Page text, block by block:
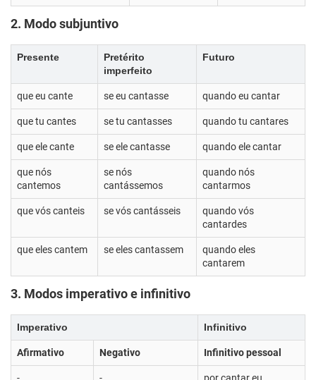
2. Modo subjuntivo
Presente
Pretérito
imperfeito
Futuro
que eu cante se eu cantasse quando eu cantar
que tu cantes se tu cantasses quando tu cantares
que ele cante se ele cantasse quando ele cantar
que nós
cantemos
se nós
cantássemos
quando nós
cantarmos
que vós canteis se vós cantásseis
quando vós
cantardes
que eles cantem se eles cantassem
quando eles
cantarem
3. Modos imperativo e infinitivo
Imperativo Infinitivo
Afirmativo Negativo Infinitivo pessoal